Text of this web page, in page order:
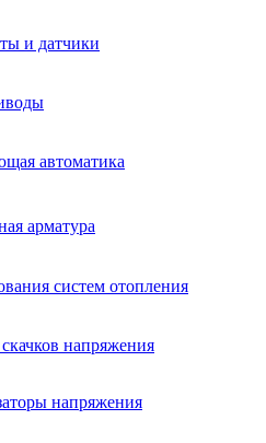
и датчики
автоматика
арматура
систем отопления
напряжения
напряжения